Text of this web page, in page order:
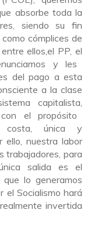
absorbe toda la
siendo su fin
cómplices de
entre ellos ,el PP, el
yles
del pago a esta
a la clase
capitalista
el propósito
única y
ello, nuestra labor
trabajadores para
salida es el
que lo generamos
el Socialismo hará
invertida